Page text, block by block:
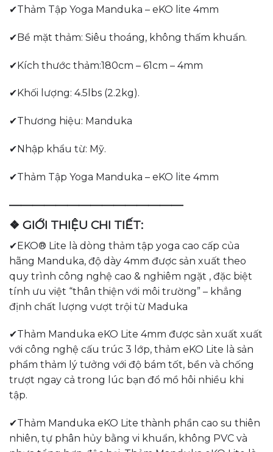
✔Thảm Tập Yoga Manduka – eKO lite 4mm
✔Bề mặt thảm: Siêu thoáng, không thấm khuẩn.
✔Kích thước thảm:180cm – 61cm – 4mm
✔Khối lượng: 4.5lbs (2.2kg).
✔Thương hiệu: Manduka
✔Nhập khẩu từ: Mỹ.
✔Thảm Tập Yoga Manduka – eKO lite 4mm
———————————————
❖ GIỚI THIỆU CHI TIẾT:
✔EKO® Lite là dòng thảm tập yoga cao cấp của
hãng Manduka, độ dày 4mm được sản xuất theo
quy trình công nghệ cao & nghiêm ngặt , đặc biệt
tính ưu việt “thân thiện với môi trường” – khẳng
định chất lượng vượt trội từ Maduka
✔Thảm Manduka eKO Lite 4mm được sản xuất xuất
với công nghệ cấu trúc 3 lớp, thảm eKO Lite là sản
phẩm thảm lý tưởng với độ bám tốt, bền và chống
trượt ngay cả trong lúc bạn đổ mồ hôi nhiều khi
tập.
✔Thảm Manduka eKO Lite thành phần cao su thiên
nhiên, tự phân hủy bằng vi khuẩn, không PVC và